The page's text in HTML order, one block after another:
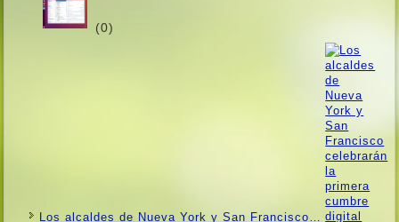
(0)
Los alcaldes de Nueva York y San Francisco…